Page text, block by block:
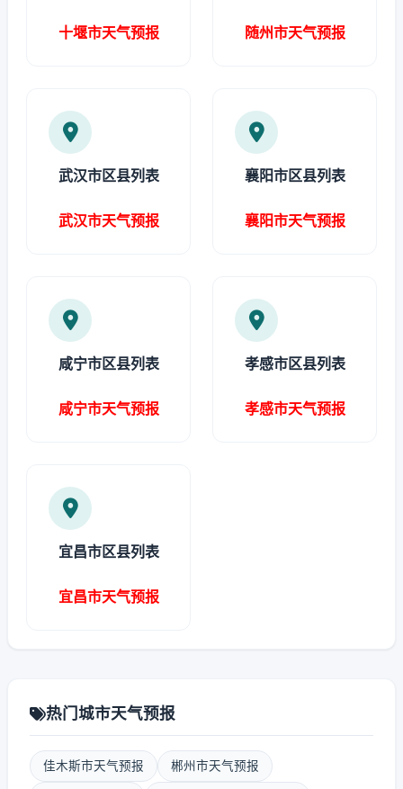
十堰市天气预报 随州市天气预报
武汉市区县列表
武汉市天气预报
襄阳市区县列表
襄阳市天气预报
咸宁市区县列表
咸宁市天气预报
孝感市区县列表
孝感市天气预报
宜昌市区县列表
宜昌市天气预报
热门城市天气预报
佳木斯市天气预报 郴州市天气预报